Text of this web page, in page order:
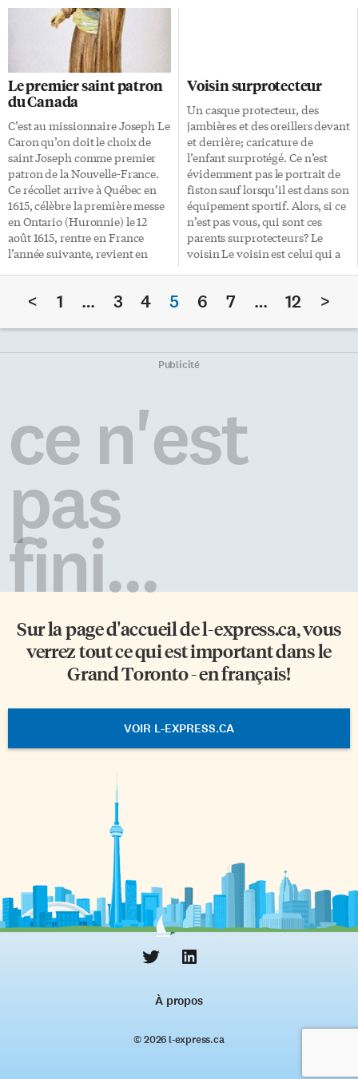
mars. Sa pièce Les quatre morts
de Marie sera présentée ce soir-
là, ainsi que le 20 et le 21, au
Théâtre Glendon. Carole
Fréchette présentera une
causerie ponctuée de lectures
de ses pièces de théâtre. «Un
témoignage d’artiste portant
sur les grandes étapes de mon
cheminement d’auteure, et
inspiré d’extraits de mes pièces.
J’y aborderai ma destinée vers
l’écriture théâtrale et les thèmes
de mes oeuvres», […]
sont nombreux au Canada,
«surtout au Québec, où les bars
de sport sont souvent pleins les
soirs de combats télévisés».
C’est au Centre Bell de Montréal
que la première de ces
organisations, l’UFC (Ultimate
[…]
Le premier saint patron
du Canada
C’est au missionnaire Joseph Le
Caron qu’on doit le choix de
saint Joseph comme premier
patron de la Nouvelle-France.
Ce récollet arrive à Québec en
1615, célèbre la première messe
en Ontario (Huronnie) le 12
août 1615, rentre en France
l’année suivante, revient en
route de la Huronnie en 1623
saint Joseph. Le Caron rédige
un mémoire sur les mœurs des
1624: «Nous avons fait une
grande solennité où tous […]
Voisin surprotecteur
Un casque protecteur, des
jambières et des oreillers devant
et derrière; caricature de
l’enfant surprotégé. Ce n’est
évidemment pas le portrait de
fiston sauf lorsqu’il est dans son
équipement sportif. Alors, si ce
n’est pas vous, qui sont ces
parents surprotecteurs? Le
voisin Le voisin est celui qui a
dans le mauvais sens, ses
éduque ses enfants de la
mauvaise façon. C’est sûrement
lui qui est surprotecteur. Voici
< 1 … 3 4 5 6 7 … 12 >
Publicité
ce n'est
pas
fini...
Sur la page d'accueil del-express.ca, vous
verrez tout ce qui est important dans le
Grand Toronto - en français!
VOIR L-EXPRESS.CA
À propos
© 2026 l‑express.ca